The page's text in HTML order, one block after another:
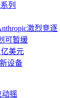
列
激烈竞逐
可暂缓
美元
设备